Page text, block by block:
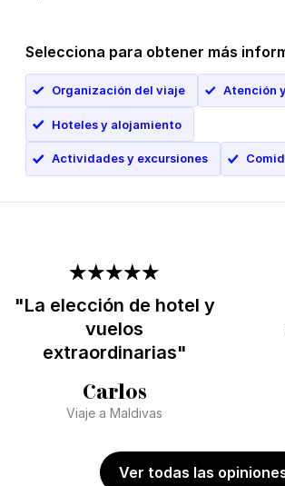
Selecciona para obtener más
Organización del viaje Atención
Hoteles y alojamiento
Actividades y excursiones
"La elección de hotel y
vuelos
extraordinarias"
Carlos
Viaje a Maldivas
Ver todas las